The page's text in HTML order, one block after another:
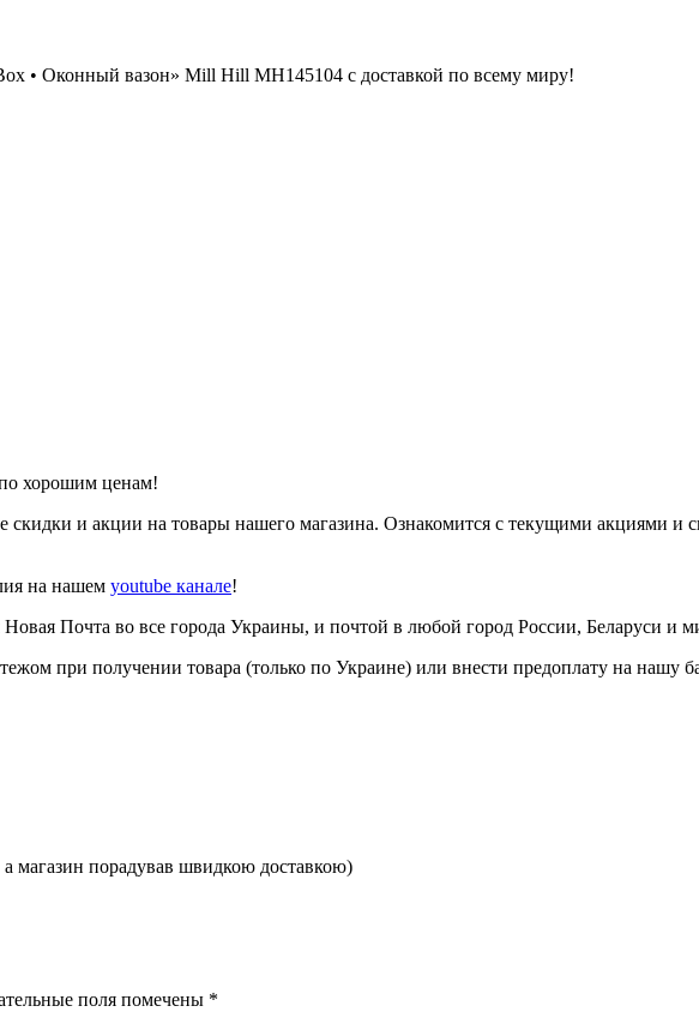
• Оконный вазон» Mill Hill MH145104 с доставкой по всему миру!
хорошим ценам!
и акции на товары нашего магазина. Ознакомится с текущими акциями и
на нашем youtube канале!
Новая Почта во все города Украины, и почтой в любой город России, Беларуси и
при получении товара (только по Украине) или внести предоплату на нашу
а магазин порадував швидкою доставкою)
поля помечены *